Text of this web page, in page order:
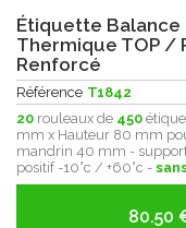
Étiquette Balance
Thermique TOP /
Renforcé
Référence T1842
20 rouleaux de 450
mm x Hauteur 80 mm
mandrin 40 mm -
positif -10°c / +60°c -
80.50